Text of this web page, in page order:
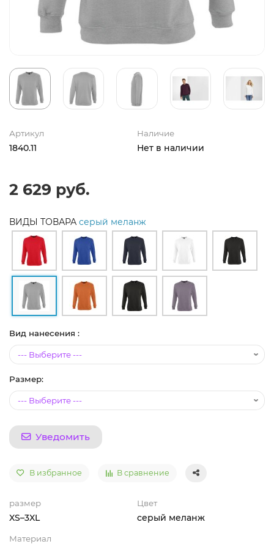
Артикул
1840.11
Наличие
Нет в наличии
2 629 руб.
ВИДЫ ТОВАРА серый меланж
Вид нанесения :
Размер:
Уведомить
В избранное В сравнение
размер
XS–3XL
Цвет
серый меланж
Материал